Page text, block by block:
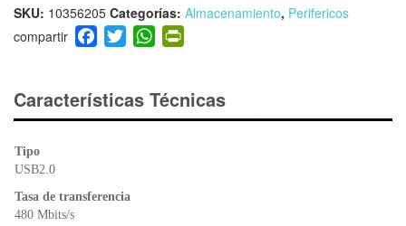
SKU: 10356205 Categorías: Almacenamiento, Perifericos
F
a
e
b
k
T
wi
er
W
h
s
A
ri
e
Características Técnicas
Tipo
USB2.0
Tasa de transferencia
480 Mbits/s